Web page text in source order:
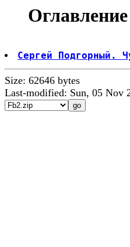
Сергей Подгорный.
Size: 62646 bytes
Last-modified: Sun, 05 Nov